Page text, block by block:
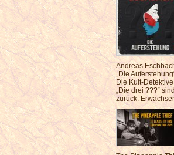
Andreas
„Die
Die Kult-
„Die drei ???“ sind
zurück.